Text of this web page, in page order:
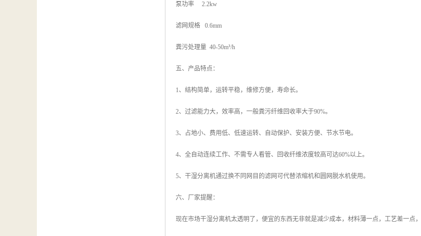
泵功率 2.2kw
滤网规格 0.6mm
粪污处理量 40-50m³/h
五、产品特点：
1、结构简单，运转平稳，维修方便，寿命长。
2、过滤能力大，效率高，一般粪污纤维回收率大于90%。
3、占地小、费用低、低速运转、自动保护、安装方便、节水节电。
4、全自动连续工作、不需专人看管、回收纤维浓度较高可达60%以上。
5、干湿分离机通过换不同网目的滤网可代替浓缩机和圆网脱水机使用。
六、厂家提醒：
现在市场干湿分离机太透明了，便宜的东西无非就是减少成本，材料薄一点，工艺差一